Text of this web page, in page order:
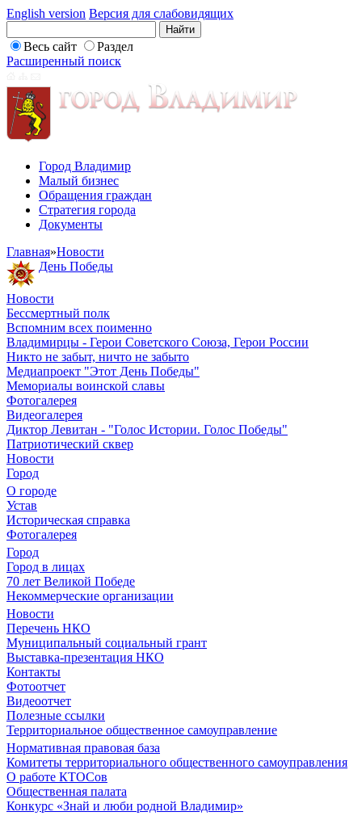
English version Версия для слабовидящих
Весь сайт
Раздел
Расширенный поиск
Город Владимир
Малый бизнес
Обращения граждан
Стратегия города
Документы
Главная»Новости
День Победы
Новости
Бессмертный полк
Вспомним всех поименно
Владимирцы - Герои Советского Союза, Герои России
Никто не забыт, ничто не забыто
Медиапроект "Этот День Победы"
Мемориалы воинской славы
Фотогалерея
Видеогалерея
Диктор Левитан - "Голос Истории. Голос Победы"
Патриотический сквер
Новости
Город
О городе
Устав
Историческая справка
Фотогалерея
Город
Город в лицах
70 лет Великой Победе
Некоммерческие организации
Новости
Перечень НКО
Муниципальный социальный грант
Выставка-презентация НКО
Контакты
Фотоотчет
Видеоотчет
Полезные ссылки
Территориальное общественное самоуправление
Нормативная правовая база
Комитеты территориального общественного самоуправления
О работе КТОСов
Общественная палата
Конкурс «Знай и люби родной Владимир»